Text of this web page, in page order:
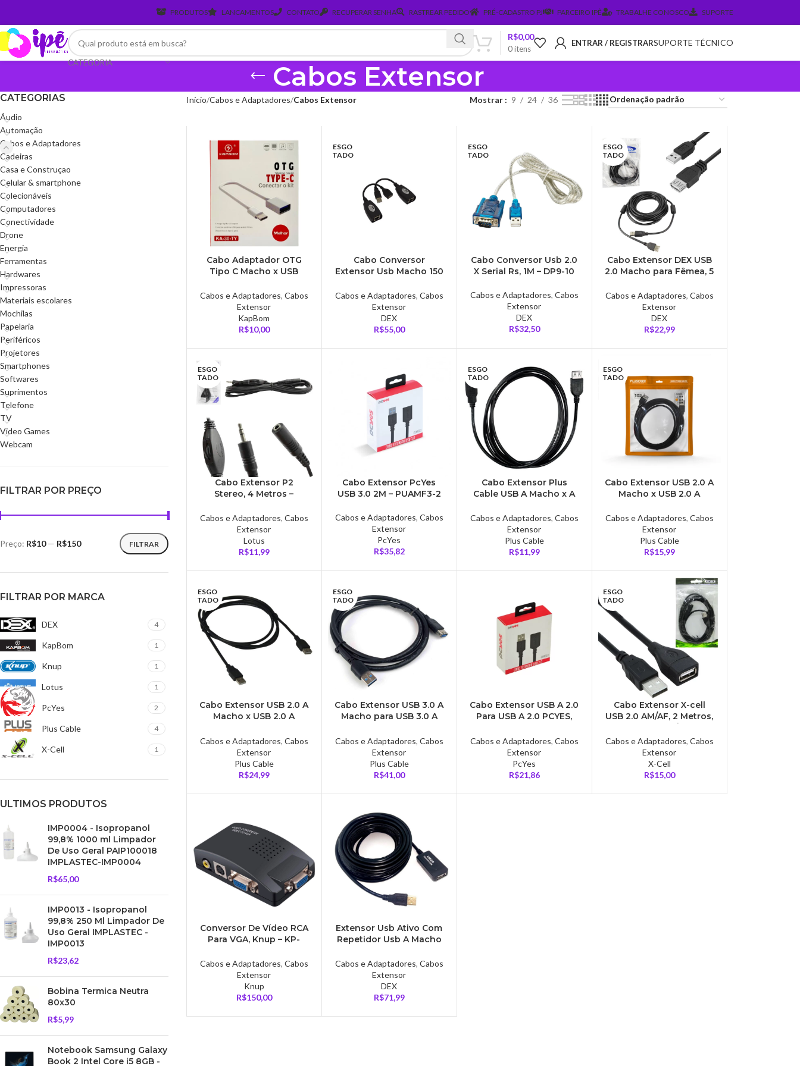
PRODUTOS LANCAMENTOS CONTATO RECUPERAR SENHA RASTREAR PEDIDO PRÉ-CADASTRO PJ PARCEIRO IPÊ TRABALHE CONOSCO SUPORTE
CATEGORIA
0itens
R$0,00
ENTRAR / REGISTRARSUPORTE TÉCNICO
Cabos Extensor
CATEGORIAS
Áudio
Automação
Cabos e Adaptadores
Cadeiras
Casa e Construçao
Celular & smartphone
Colecionáveis
Computadores
Conectividade
Drone
Energia
Ferramentas
Hardwares
Impressoras
Materiais escolares
Mochilas
Papelaria
Periféricos
Projetores
Smartphones
Softwares
Suprimentos
Telefone
TV
Video Games
Webcam
FILTRAR POR PREÇO
FILTRAR
Preço: R$10— R$150
FILTRAR POR MARCA
DEX 4
KapBom 1
Knup 1
Lotus 1
PcYes 2
Plus Cable 4
X-Cell 1
ULTIMOS PRODUTOS
IMP0004 - Isopropanol
99,8% 1000 ml Limpador
De Uso Geral PAIP100018
IMPLASTEC-IMP0004
R$65,00
IMP0013 - Isopropanol
99,8% 250 Ml Limpador De
Uso Geral IMPLASTEC -
IMP0013
R$23,62
Bobina Termica Neutra
80x30
R$5,99
Notebook Samsung Galaxy
Book 2 Intel Core i5 8GB -
Início Cabos e Adaptadores Cabos Extensor Mostrar 9 24 36
Cabo Adaptador OTG
Tipo C Macho x USB
Cabos e Adaptadores, Cabos
Extensor
KapBom
R$10,00
ESGO
TADO
Cabo Conversor
Extensor Usb Macho 150
Rede Rj45 Knup – HB-
T88
Cabos e Adaptadores, Cabos
Extensor
DEX
R$55,00
ESGO
TADO
Cabo Conversor Usb 2.0
X Serial Rs, 1M – DP9-10
Cabos e Adaptadores, Cabos
Extensor
DEX
R$32,50
ESGO
TADO
Cabo Extensor DEX USB
2.0 Macho para Fêmea, 5
Cabos e Adaptadores, Cabos
Extensor
DEX
R$22,99
ESGO
TADO
Cabo Extensor P2
Stereo, 4 Metros –
Cabos e Adaptadores, Cabos
Extensor
Lotus
R$11,99
Cabo Extensor PcYes
USB 3.0 2M – PUAMF3-2
Cabos e Adaptadores, Cabos
Extensor
PcYes
R$35,82
ESGO
TADO
Cabo Extensor Plus
Cable USB A Macho x A
USB1802
Cabos e Adaptadores, Cabos
Extensor
Plus Cable
R$11,99
ESGO
TADO
Cabo Extensor USB 2.0 A
Macho x USB 2.0 A
metros – PC-USB3002
Cabos e Adaptadores, Cabos
Extensor
Plus Cable
R$15,99
ESGO
TADO
Cabo Extensor USB 2.0 A
Macho x USB 2.0 A
metros – PC-USB5002
Cabos e Adaptadores, Cabos
Extensor
Plus Cable
R$24,99
ESGO
TADO
Cabo Extensor USB 3.0 A
Macho para USB 3.0 A
Metros – USBAF3030
Cabos e Adaptadores, Cabos
Extensor
Plus Cable
R$41,00
Cabo Extensor USB A 2.0
Para USB A 2.0 PCYES,
Metro – PUAMF2-1
Cabos e Adaptadores, Cabos
Extensor
PcYes
R$21,86
ESGO
TADO
Cabo Extensor X-cell
USB 2.0 AM/AF, 2 Metros,
Cabos e Adaptadores, Cabos
Extensor
X-Cell
R$15,00
Conversor De Vídeo RCA
Para VGA, Knup – KP-
Cabos e Adaptadores, Cabos
Extensor
Knup
R$150,00
Extensor Usb Ativo Com
Repetidor Usb A Macho
Cabos e Adaptadores, Cabos
Extensor
DEX
R$71,99